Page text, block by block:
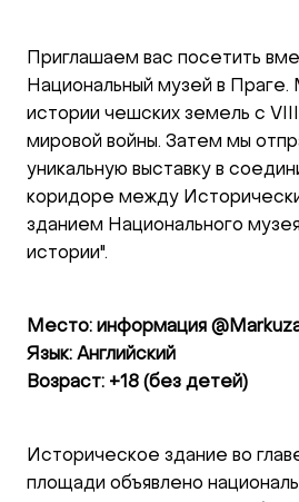
Приглашаем вас посетить
Национальный музей в
истории чешских земель с
мировой войны. Затем мы
уникальную выставку в
коридоре между
зданием Национального
истории".
Место: информация
Язык: Английский
Возраст: +18 (без детей)
Историческое здание во
площади объявлено